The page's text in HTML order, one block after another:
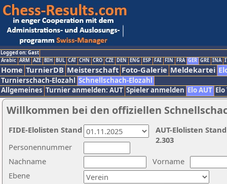
Logged on: Gast
Arabic ARM AZE BIH BUL CAT CHN CRO CZE DEN ENG ESP FAI FIN FRA GER GRE INA
Home TurnierDB Meisterschaft Foto-Galerie Meldekartei
Turnierschach-Elozahl Schnellschach-Elozahl
Allgemeines Turnier anmelden: AUT Spieler anmelden Elo AUT
Willkommen bei den offiziellen
Nachname
Vorname
Ebene
Personennummer
AUT-Elolisten
2.303
FIDE-Elolisten Stand